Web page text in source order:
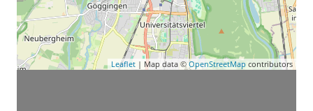
Leaflet | Map data © OpenStreetMap contributors